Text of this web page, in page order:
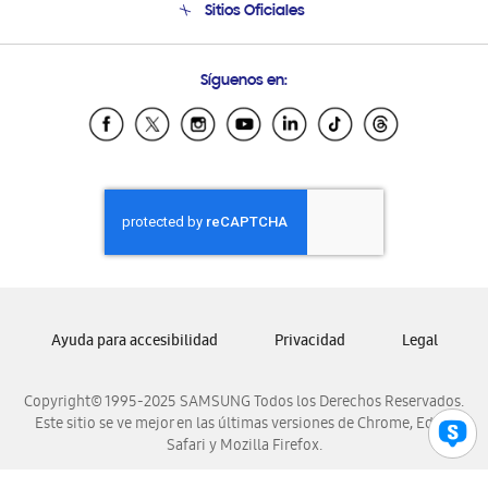
Soporte vía eMail
Sitios Oficiales
Samsung Ecuador
Samsung El Salvador
Samsung Honduras
Samsung Nicaragua
Samsung Panamá
Samsung Venezuela
Síguenos en:
Copyright© 1995-2025 SAMSUNG Todos los Derechos Reservados.
Este sitio se ve mejor en las últimas versiones de Chrome, Edge,
Safari y Mozilla Firefox.
Ayuda para accesibilidad Privacidad Legal